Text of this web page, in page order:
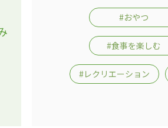
#おやつ
#食事を楽しむ
#レクリエーション